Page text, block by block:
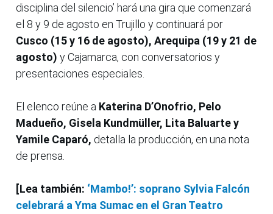
disciplina del silencio’ hará una gira que comenzará
el 8 y 9 de agosto en Trujillo y continuará por
Cusco (15 y 16 de agosto), Arequipa (19 y 21 de
agosto) y Cajamarca, con conversatorios y
presentaciones especiales.
El elenco reúne a Katerina D’Onofrio, Pelo
Madueño, Gisela Kundmüller, Lita Baluarte y
Yamile Caparó, detalla la producción, en una nota
de prensa.
[Lea también: ‘Mambo!’: soprano Sylvia Falcón
celebrará a Yma Sumac en el Gran Teatro